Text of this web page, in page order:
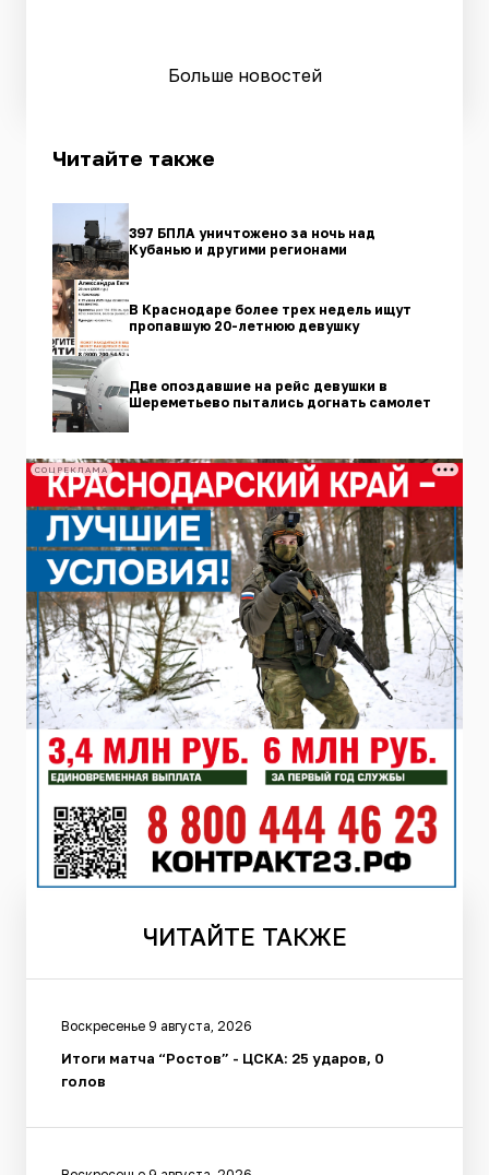
Больше новостей
Читайте также
397 БПЛА уничтожено за ночь над
Кубанью и другими регионами
В Краснодаре более трех недель ищут
пропавшую 20-летнюю девушку
Две опоздавшие на рейс девушки в
Шереметьево пытались догнать самолет
СОЦРЕКЛАМА
ЧИТАЙТЕ ТАКЖЕ
Воскресенье 9 августа, 2026
Итоги матча “Ростов” - ЦСКА: 25 ударов, 0
голов